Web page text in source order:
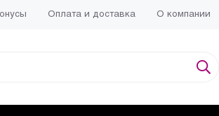
Оплата и доставка О компании